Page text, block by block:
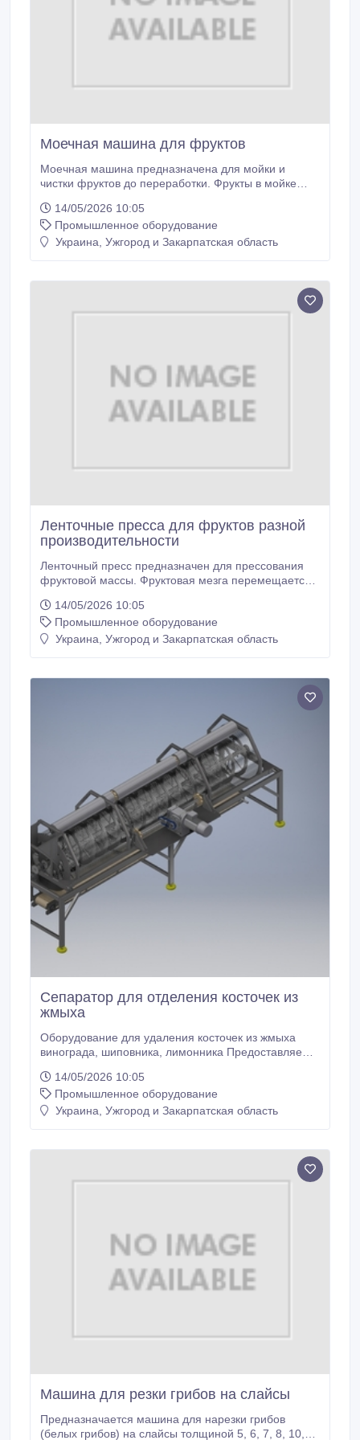
Моечная машина для фруктов
Моечная машина предназначена для мойки и
чистки фруктов до переработки. Фрукты в мойке
повреждая продукт. Производительность 3000 кг/
час. Особенности: - Все детали изготовлены из
нержавеющей стали. - Установлена на поворотных
14/05/2026 10:05
Промышленное оборудование
Украина, Ужгород и Закарпатская область
Ленточные пресса для фруктов разной
производительности
Ленточный пресс предназначен для прессования
фруктовой массы. Фруктовая мезга перемещается
Мякоть фруктов распределяется на нейлоновой
ленте, которая по мере продвижения вперед
проходит через ряд роликов с уменьшающимся
быстро переносится в резервуары для
14/05/2026 10:05
Промышленное оборудование
Украина, Ужгород и Закарпатская область
Сепаратор для отделения косточек из
жмыха
Оборудование для удаления косточек из жмыха
винограда, шиповника, лимонника Предоставляем
косточек из жмыха винограда и других схожих
продуктов. Продукт перерабатывается в сухом виде,
влажность до 50%. На машине отбираются крупные
отверстия барабана и поступают на транспортер,
14/05/2026 10:05
Промышленное оборудование
Украина, Ужгород и Закарпатская область
Машина для резки грибов на слайсы
Предназначается машина для нарезки грибов
(белых грибов) на слайсы толщиной 5, 6, 7, 8, 10,